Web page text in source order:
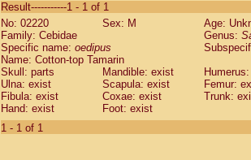
CebidaeSaguinus labiatus(0)
Cebidae Saguinus leucopus (0)
Cebidae
CebidaeSaguinus mystax
Cebidae Saguinus nigricollis (1)
Cebidae Saguinus oedipus
Cebidae Saguinus weddelli
Cebidae Saguinusspp.
Cebidae
Result-----------1 - 1 of 1
No: 02220
Sex: M
Age:
Family: Cebidae
Genus:
Specific name: oedipus
Name: Cotton-top Tamarin
Skull: parts
Mandible: exist
Ulna: exist
Scapula: exist
Femur:
Fibula: exist
Coxae: exist
Trunk:
Hand: exist
Foot: exist
1 - 1 of 1